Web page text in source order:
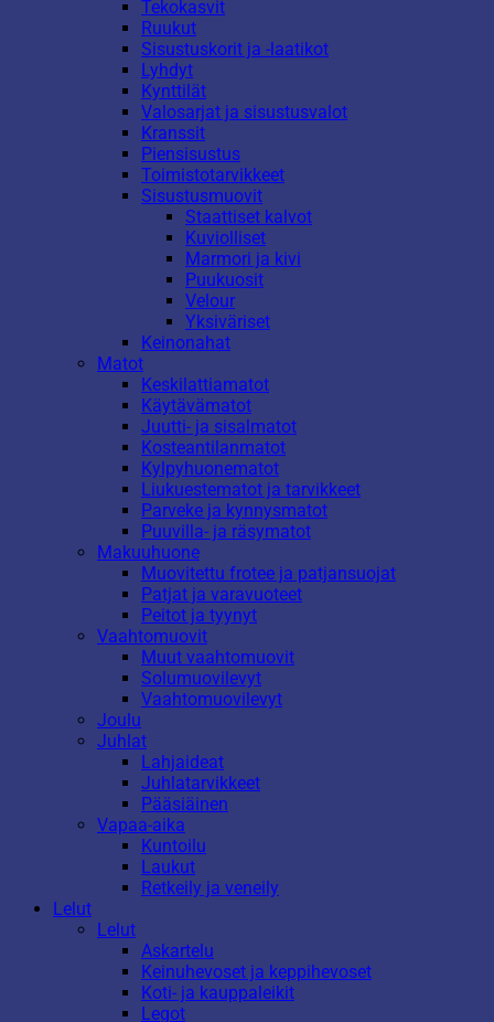
Tekokasvit
Ruukut
Sisustuskorit ja -laatikot
Lyhdyt
Kynttilät
Valosarjat ja sisustusvalot
Kranssit
Piensisustus
Toimistotarvikkeet
Sisustusmuovit
Staattiset kalvot
Kuviolliset
Marmori ja kivi
Puukuosit
Velour
Yksiväriset
Keinonahat
Matot
Keskilattiamatot
Käytävämatot
Juutti- ja sisalmatot
Kosteantilanmatot
Kylpyhuonematot
Liukuestematot ja tarvikkeet
Parveke ja kynnysmatot
Puuvilla- ja räsymatot
Makuuhuone
Muovitettu frotee ja patjansuojat
Patjat ja varavuoteet
Peitot ja tyynyt
Vaahtomuovit
Muut vaahtomuovit
Solumuovilevyt
Vaahtomuovilevyt
Joulu
Juhlat
Lahjaideat
Juhlatarvikkeet
Pääsiäinen
Vapaa-aika
Kuntoilu
Laukut
Retkeily ja veneily
Lelut
Lelut
Askartelu
Keinuhevoset ja keppihevoset
Koti- ja kauppaleikit
Legot